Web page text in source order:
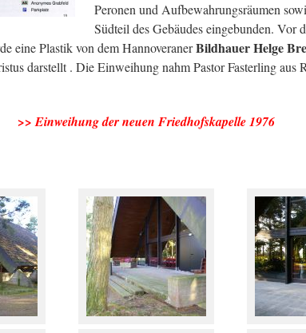
Peronen und Aufbewahrungsräumen
Südteil des Gebäudes eingebunden. Vor
eine Plastik von dem HannoveranerBildhauer Helge
darstellt . Die Einweihung nahm Pastor Fasterling aus
der neuen Friedhofskapelle 1976